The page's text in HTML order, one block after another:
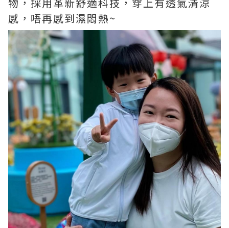
感，唔再感到濕悶熱~